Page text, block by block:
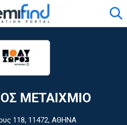
ΜΕΤΑΙΧΜΙΟ
118, 11472, ΑΘΗΝΑ